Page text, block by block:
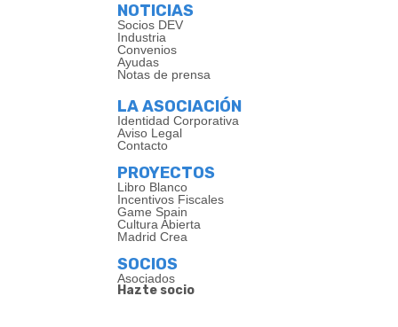
NOTICIAS
Socios DEV
Industria
Convenios
Ayudas
Notas de prensa
LA ASOCIACIÓN
Identidad Corporativa
Aviso Legal
Contacto
PROYECTOS
Libro Blanco
Incentivos Fiscales
Game Spain
Cultura Abierta
Madrid Crea
SOCIOS
Asociados
Hazte socio